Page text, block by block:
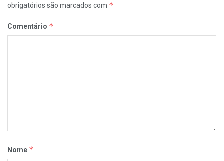
obrigatórios são marcados com *
Comentário *
Nome *